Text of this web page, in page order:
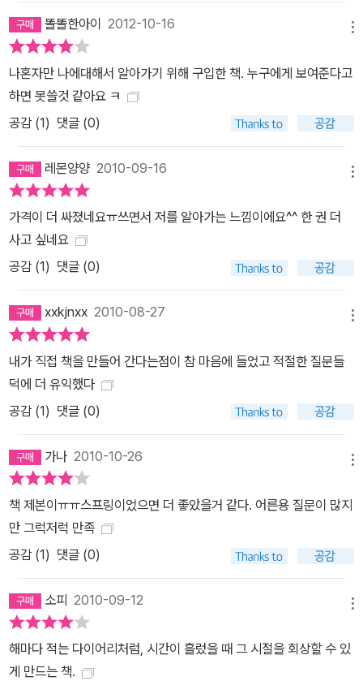
똘똘한아이 2012-10-16
나혼자만 나에대해서 알아가기 위해 구입한 책. 누구에게 보여준다고
하면 못쓸것 같아요 ㅋ
공감 (1) 댓글 (0)
레몬양양 2010-09-16
가격이 더 싸졌네요ㅠ쓰면서 저를 알아가는 느낌이에요^^ 한 권 더
사고 싶네요
공감 (1) 댓글 (0)
xxkjnxx 2010-08-27
내가 직접 책을 만들어 간다는점이 참 마음에 들었고 적절한 질문들
덕에 더 유익했다
공감 (1) 댓글 (0)
가나 2010-10-26
책 제본이ㅠㅠ스프링이었으면 더 좋았을거 같다. 어른용 질문이 많지
만 그럭저럭 만족
공감 (1) 댓글 (0)
소피 2010-09-12
해마다 적는 다이어리처럼, 시간이 흘렀을 때 그 시절을 회상할 수 있
게 만드는 책.